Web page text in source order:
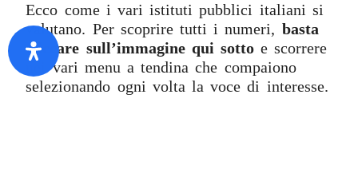
Ecco come i vari istituti pubblici italiani si
valutano. Per scoprire tutti i numeri, basta
cliccare sull’immagine qui sotto e scorrere
nei vari menu a tendina che compaiono
selezionando ogni volta la voce di interesse.